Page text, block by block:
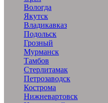
Вологда
Якутск
Владикавказ
Подольск
Грозный
Мурманск
Тамбов
Стерлитамак
Петрозаводск
Кострома
Нижневартовск